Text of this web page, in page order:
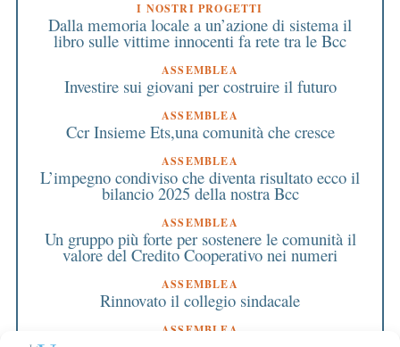
I NOSTRI PROGETTI
Dalla memoria locale a un’azione di sistema il
libro sulle vittime innocenti fa rete tra le Bcc
ASSEMBLEA
Investire sui giovani per costruire il futuro
ASSEMBLEA
Ccr Insieme Ets,una comunità che cresce
ASSEMBLEA
L’impegno condiviso che diventa risultato ecco il
bilancio 2025 della nostra Bcc
ASSEMBLEA
Un gruppo più forte per sostenere le comunità il
valore del Credito Cooperativo nei numeri
ASSEMBLEA
Rinnovato il collegio sindacale
ASSEMBLEA